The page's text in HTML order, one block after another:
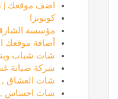
اضف موقعك |
كوبونزا
مؤسسة
أضافة موقعك
شات شباب
شركة صيانة
شات العشاق
شات احساس ,